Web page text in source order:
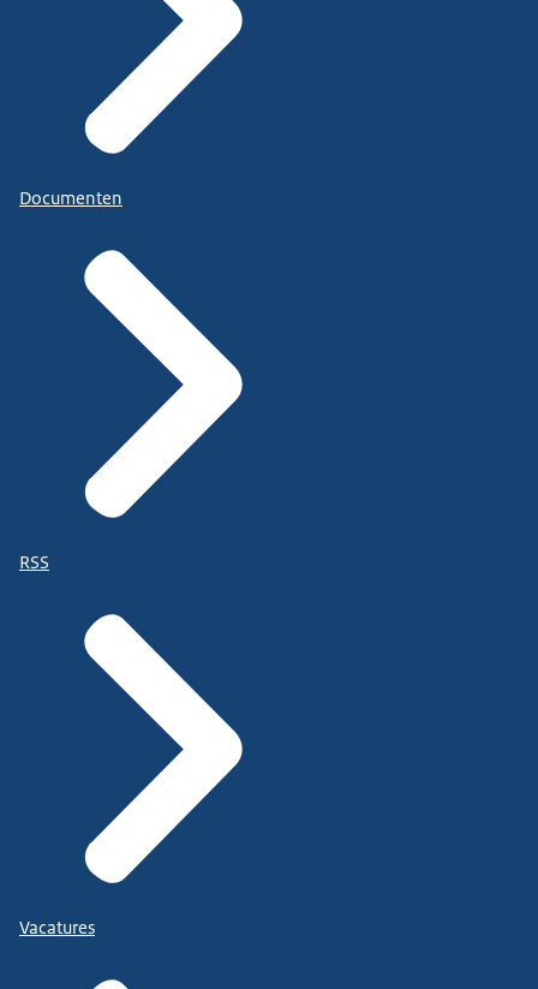
Documenten
RSS
Vacatures